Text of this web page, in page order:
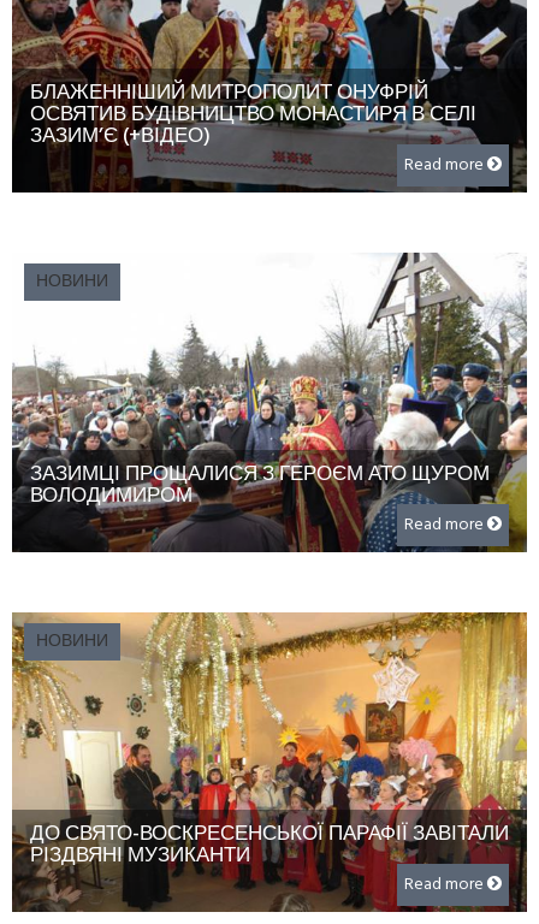
БЛАЖЕННІШИЙ МИТРОПОЛИТ ОНУФРІЙ
ОСВЯТИВ БУДІВНИЦТВО МОНАСТИРЯ В СЕЛІ
ЗАЗИМ’Є (+ВІДЕО)
Read more
НОВИНИ
ЗАЗИМЦІ ПРОЩАЛИСЯ З ГЕРОЄМ АТО ЩУРОМ
ВОЛОДИМИРОМ
Read more
НОВИНИ
ДО СВЯТО-ВОСКРЕСЕНСЬКОЇ ПАРАФІЇ ЗАВІТАЛИ
РІЗДВЯНІ МУЗИКАНТИ
Read more